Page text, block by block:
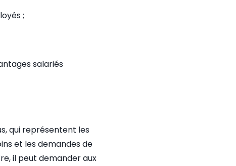
;
salariés
qui représentent les
et les demandes de
il peut demander aux